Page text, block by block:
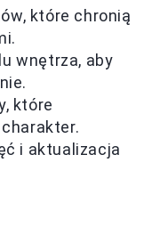
które chronią
wnętrza, aby
które
i aktualizacja